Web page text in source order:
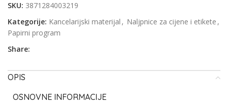
SKU: 3871284003219
Kategorije: Kancelarijski materijal , Naljpnice za cijene i etikete ,
Papirni program
Share:
OPIS
OSNOVNE INFORMACIJE